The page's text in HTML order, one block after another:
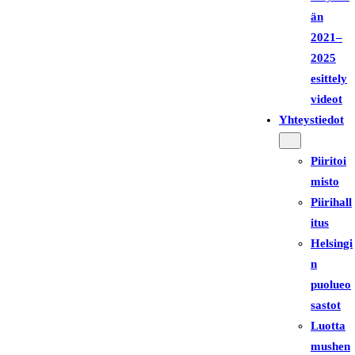
än
2021–
2025
esittely
videot
Yhteystiedot
Piiritoi
misto
Piirihall
itus
Helsingi
n
puolueo
sastot
Luotta
mushen